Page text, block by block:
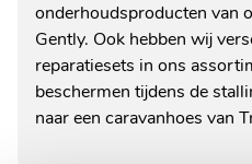
onderhoudsproducten van
Gently. Ook hebben wij
reparatiesets in ons
beschermen tijdens de
naar een caravanhoes van